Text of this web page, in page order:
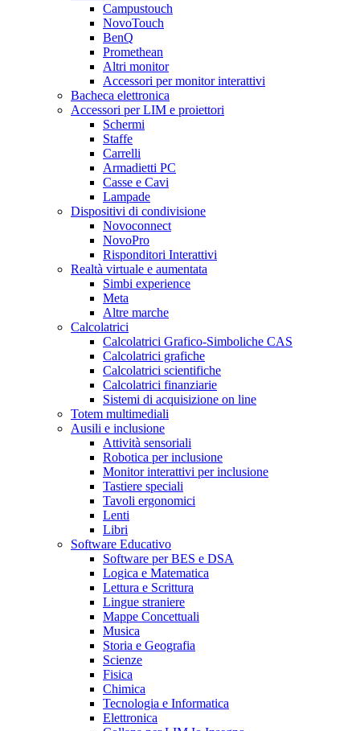
Campustouch
NovoTouch
BenQ
Promethean
Altri monitor
Accessori per monitor interattivi
Bacheca elettronica
Accessori per LIM e proiettori
Schermi
Staffe
Carrelli
Armadietti PC
Casse e Cavi
Lampade
Dispositivi di condivisione
Novoconnect
NovoPro
Risponditori Interattivi
Realtà virtuale e aumentata
Simbi experience
Meta
Altre marche
Calcolatrici
Calcolatrici Grafico-Simboliche CAS
Calcolatrici grafiche
Calcolatrici scientifiche
Calcolatrici finanziarie
Sistemi di acquisizione on line
Totem multimediali
Ausili e inclusione
Attività sensoriali
Robotica per inclusione
Monitor interattivi per inclusione
Tastiere speciali
Tavoli ergonomici
Lenti
Libri
Software Educativo
Software per BES e DSA
Logica e Matematica
Lettura e Scrittura
Lingue straniere
Mappe Concettuali
Musica
Storia e Geografia
Scienze
Fisica
Chimica
Tecnologia e Informatica
Elettronica